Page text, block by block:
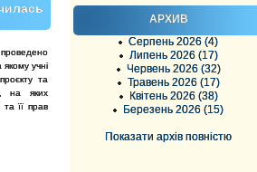
АРХИВ
Серпень 2026 (4)
Липень 2026 (17)
Червень 2026 (32)
Травень 2026 (17)
Квітень 2026 (38)
Березень 2026 (15)
Показати архів повністю
учні
та
на яких
її прав